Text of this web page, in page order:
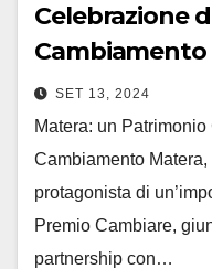
Celebrazione
SET 13, 2024
Matera: un
Cambiamento
protagonista di
Premio Cambiare,
partnership con…